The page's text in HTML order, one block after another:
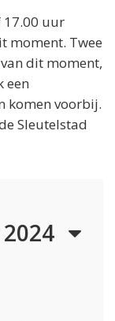
17.00 uur
moment. Twee
dit moment,
een
komen voorbij.
Sleutelstad